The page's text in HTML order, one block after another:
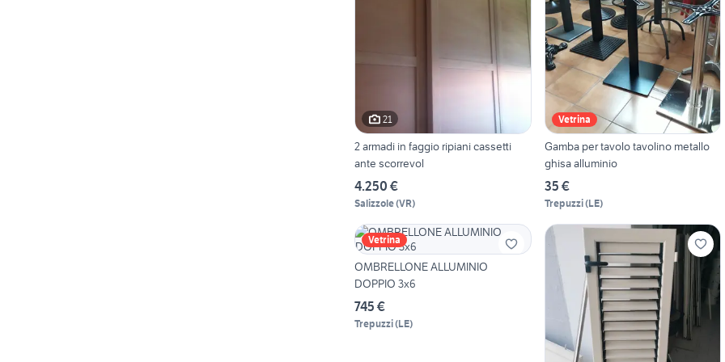
21
2 armadi in faggio ripiani cassetti
ante scorrevol
4.250 €
Salizzole(VR)
Vetrina
Gamba per tavolo tavolino metallo
ghisa alluminio
35 €
Trepuzzi(LE)
Vetrina
OMBRELLONE ALLUMINIO
DOPPIO 3x6
745 €
Trepuzzi(LE)